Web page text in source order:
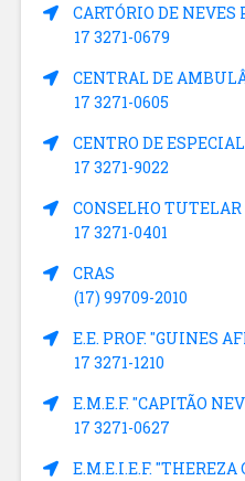
CARTÓRIO DE
17 3271-0679
CENTRAL DE
17 3271-0605
CENTRO DE
17 3271-9022
CONSELHO TUTELAR
17 3271-0401
CRAS
(17) 99709-2010
E.E. PROF. "GUINES
17 3271-1210
E.M.E.F. "CAPITÃO
17 3271-0627
E.M.E.I.E.F. "THEREZA